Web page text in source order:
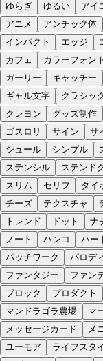
ゆらぎ
ゆるい アイ
アニメ
アンチック体
インパクト
エッジ
カフェ
カラーフォント
ガーリー
キャッチー
ギャル文字
クラシッ
クレヨン
グッズ制作
ゴスロリ
サイン サ
シュール
シンプル
ステンシル
ステンド
スリム
セリフ タイ
チーズ
テクスチャ
トレンド
ドット ナ
ノート
ハンコ ハー
パッチワーク
パロデ
ファンタジー
ファン
ブロック
プロダクト
マンドラゴラ農場
マ
メッセージカード
メ
ユーモア
ライフスタ